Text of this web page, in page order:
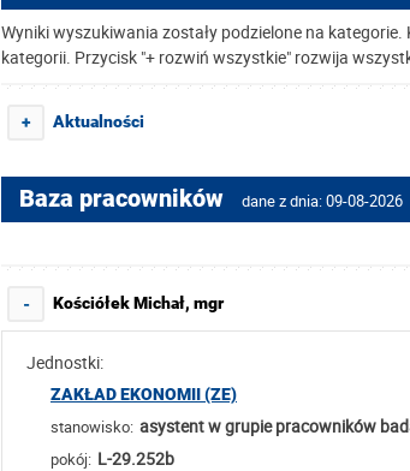
Wyniki wyszukiwania zostały podzielone na
kategorii. Przycisk "+ rozwiń wszystkie" rozwija
+ Aktualności
Baza pracowników dane z dnia: 09-08-2026
- Kościółek Michał, mgr
Jednostki:
ZAKŁAD EKONOMII (ZE)
stanowisko: asystent w grupie pracowników
pokój: L-29.252b